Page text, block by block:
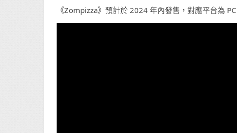
《Zompizza》預計於 2024 年內發售，對應平台為